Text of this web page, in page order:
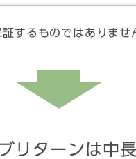
するものではありませ
リターンは中